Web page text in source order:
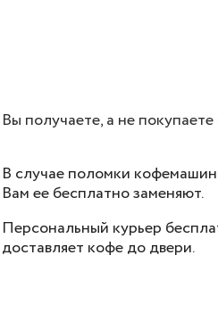
Вы получаете, а не
В случае поломки
Вам ее бесплатно заменяют.
Персональный курьер
доставляет кофе до двери.